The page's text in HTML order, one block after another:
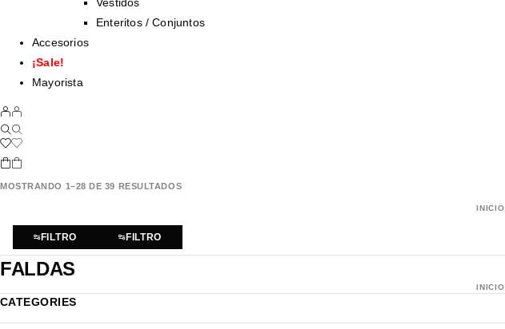
Enteritos / Conjuntos
Accesorios
¡Sale!
Mayorista
MOSTRANDO 1–28 DE 39 RESULTADOS
INICIO
FILTRO FILTRO
FALDAS
INICIO
CATEGORIES